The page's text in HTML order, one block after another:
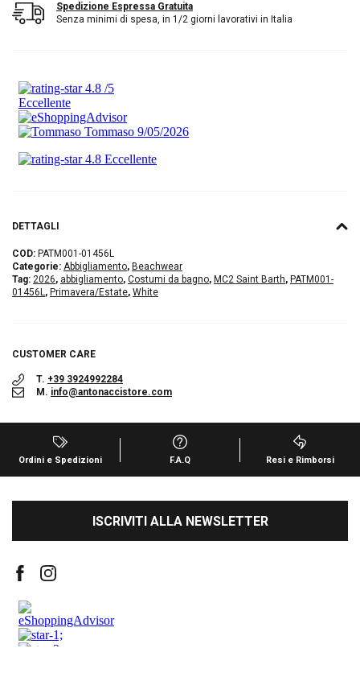
Spedizione Espressa Gratuita
Senza minimi di spesa, in 1/2 giorni lavorativi in Italia
DETTAGLI
COD: PATM001-01456L
Categorie: Abbigliamento, Beachwear
Tag: 2026, abbigliamento, Costumi da bagno, MC2 Saint Barth, PATM001-
01456L, Primavera/Estate, White
CUSTOMER CARE
T. +39 3924992284
M. info@antonaccistore.com
Ordini e Spedizioni F.A.Q Resi e Rimborsi
ISCRIVITI ALLA NEWSLETTER